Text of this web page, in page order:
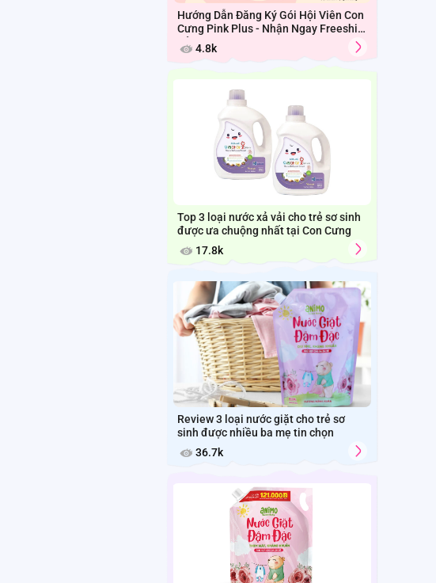
Hướng Dẫn Đăng Ký Gói Hội Viên Con
Cưng Pink Plus - Nhận Ngay Freeship
Cả Tháng
4.8k
Top 3 loại nước xả vải cho trẻ sơ sinh
được ưa chuộng nhất tại Con Cưng
17.8k
Review 3 loại nước giặt cho trẻ sơ
sinh được nhiều ba mẹ tin chọn
36.7k